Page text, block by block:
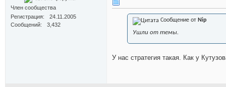
Член сообщества
Регистрация
24.11.2005
Сообщений
3,432
Сообщение от Nip
Ушли от темы.
У нас стратегия такая. Как у